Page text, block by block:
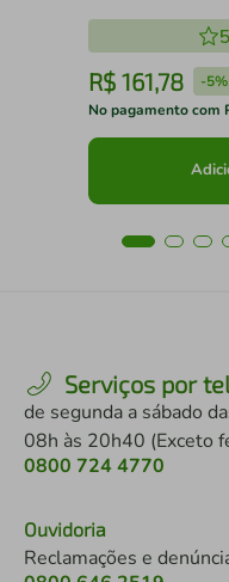
R$ 161,78 -5%
No pagamento com
Serviços por
de segunda a sábado
08h às 20h40 (Exceto
0800 724 4770
Ouvidoria
Reclamações e